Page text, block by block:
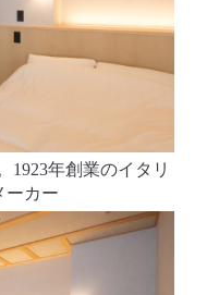
1923年創業のイタリ
ーカー